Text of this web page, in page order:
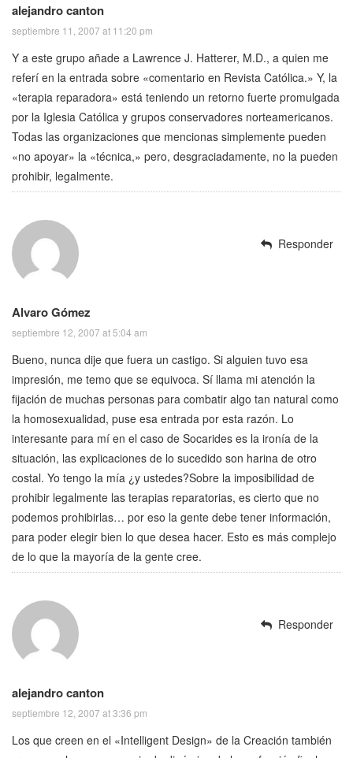
alejandro canton
septiembre 11, 2007 at 11:20 pm
Y a este grupo añade a Lawrence J. Hatterer, M.D., a quien me
referí en la entrada sobre «comentario en Revista Católica.» Y, la
«terapia reparadora» está teniendo un retorno fuerte promulgada
por la Iglesia Católica y grupos conservadores norteamericanos.
Todas las organizaciones que mencionas simplemente pueden
«no apoyar» la «técnica,» pero, desgraciadamente, no la pueden
prohibir, legalmente.
Alvaro Gómez
septiembre 12, 2007 at 5:04 am
Bueno, nunca dije que fuera un castigo. Si alguien tuvo esa
impresión, me temo que se equivoca. Sí llama mi atención la
fijación de muchas personas para combatir algo tan natural como
la homosexualidad, puse esa entrada por esta razón. Lo
interesante para mí en el caso de Socarides es la ironía de la
situación, las explicaciones de lo sucedido son harina de otro
costal. Yo tengo la mía ¿y ustedes?Sobre la imposibilidad de
prohibir legalmente las terapias reparatorias, es cierto que no
podemos prohibirlas… por eso la gente debe tener información,
para poder elegir bien lo que desea hacer. Esto es más complejo
de lo que la mayoría de la gente cree.
Responder
alejandro canton
septiembre 12, 2007 at 3:36 pm
Los que creen en el «Intelligent Design» de la Creación también
Responder